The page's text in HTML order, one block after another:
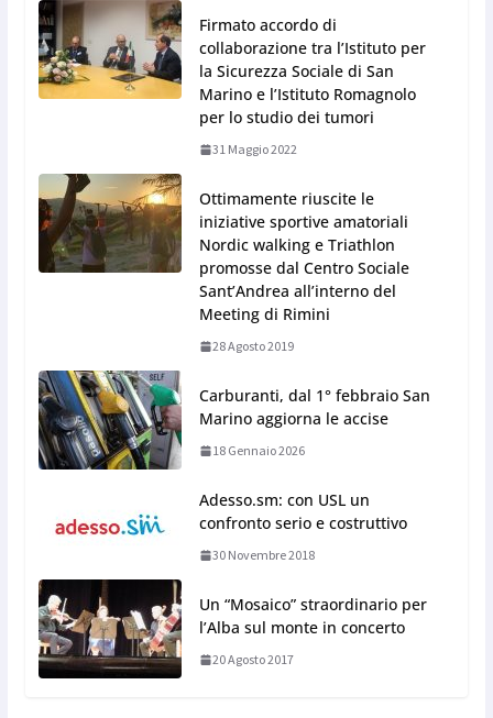
Firmato accordo di
collaborazione tra l’Istituto per
la Sicurezza Sociale di San
Marino e l’Istituto Romagnolo
per lo studio dei tumori
31 Maggio 2022
Ottimamente riuscite le
iniziative sportive amatoriali
Nordic walking e Triathlon
promosse dal Centro Sociale
Sant’Andrea all’interno del
Meeting di Rimini
28 Agosto 2019
Carburanti, dal 1° febbraio San
Marino aggiorna le accise
18 Gennaio 2026
Adesso.sm: con USL un
confronto serio e costruttivo
30 Novembre 2018
Un “Mosaico” straordinario per
l’Alba sul monte in concerto
20 Agosto 2017